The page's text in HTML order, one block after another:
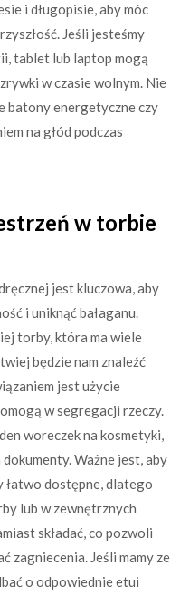
i długopisie, aby móc
Jeśli jesteśmy
tablet lub laptop mogą
w czasie wolnym. Nie
batony energetyczne czy
na głód podczas
w torbie
jest kluczowa, aby
i uniknąć bałaganu.
torby, która ma wiele
będzie nam znaleźć
jest użycie
w segregacji rzeczy.
woreczek na kosmetyki,
Ważne jest, aby
łatwo dostępne, dlatego
lub w zewnętrznych
składać, co pozwoli
zagniecenia. Jeśli mamy ze
o odpowiednie etui